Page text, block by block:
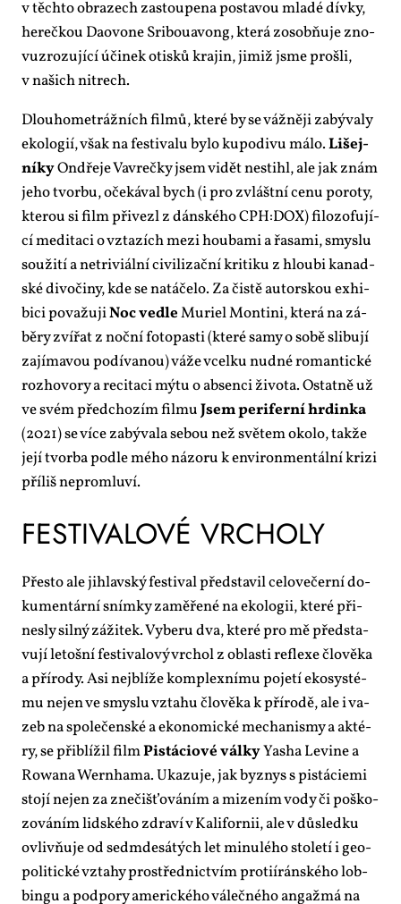
v těch­to ob­ra­zech za­stou­pe­na po­sta­vou mla­dé dív­ky,
he­reč­kou Da­o­vo­ne Sri­boua­vong, kte­rá zo­sob­ňu­je zno­
vuzro­zu­jí­cí úči­nek otis­ků kra­jin, ji­miž jsme pro­šli,
v na­šich nit­rech.
Dlou­ho­me­tráž­ních fil­mů, kte­ré by se váž­ně­ji za­bý­va­ly
eko­lo­gií, však na fes­ti­va­lu by­lo ku­po­di­vu má­lo.Li­šej­
ní­kyOn­dře­je Va­vreč­ky jsem vi­dět ne­sti­hl, ale jak znám
je­ho tvor­bu, oče­ká­val bych (i pro zvlášt­ní ce­nu po­ro­ty,
kte­rou si film při­ve­zl z dán­ské­ho CPH:DOX) fi­lo­zo­fu­jí­
cí me­di­ta­ci o vzta­zích me­zi hou­ba­mi a řa­sa­mi, smys­lu
sou­ži­tí a ne­tri­vi­ál­ní ci­vi­li­zač­ní kri­ti­ku z hlou­bi ka­nad­
ské di­vo­či­ny, kde se na­tá­če­lo. Za čis­tě au­tor­skou exhi­
bi­ci po­va­žu­jiNoc ve­d­leMu­riel Mon­ti­ni, kte­rá na zá­
bě­ry zví­řat z noč­ní fo­to­pas­ti (kte­ré sa­my o so­bě sli­bu­jí
za­jí­ma­vou po­dí­va­nou) vá­že vcel­ku nud­né ro­man­tic­ké
roz­ho­vo­ry a re­ci­ta­ci mý­tu o ab­sen­ci ži­vo­ta. Ostat­ně už
ve svém před­cho­zím fil­muJsem pe­ri­fer­ní hr­din­ka
(2021) se ví­ce za­bý­va­la se­bou než svě­tem oko­lo, tak­že
je­jí tvor­ba pod­le mé­ho ná­zo­ru k en­vi­ron­men­tál­ní kri­zi
pří­liš ne­pro­mlu­ví.
FES­TI­VA­LO­VÉ VR­CHO­LY
Přes­to ale jih­lav­ský fes­ti­val před­sta­vil ce­lo­ve­čer­ní do­
ku­men­tár­ní sním­ky za­mě­ře­né na eko­lo­gii, kte­ré při­
nes­ly sil­ný zá­ži­tek. Vy­be­ru dva, kte­ré pro mě před­sta­
vu­jí le­toš­ní fes­ti­va­lo­vý vr­chol z ob­las­ti re­flexe člo­vě­ka
a pří­ro­dy. Asi nej­blí­že kom­plex­ní­mu po­je­tí eko­sys­té­
mu nejen ve smys­lu vzta­hu člo­vě­ka k pří­ro­dě, ale i va­
zeb na spo­le­čen­ské a eko­no­mic­ké me­cha­nismy a ak­té­
ry, se při­blí­žil filmPistá­ci­o­vé vál­kyYa­sha Le­vi­ne a
Rowa­na Wer­nha­ma. Uka­zu­je, jak byz­nys s pistá­ci­e­mi
sto­jí nejen za zne­čiš­ťo­vá­ním a mi­ze­ním vo­dy či po­ško­
zo­vá­ním lid­ské­ho zdra­ví v Ka­li­for­nii, ale v dů­sled­ku
ovliv­ňu­je od se­dm­de­sá­tých let mi­nu­lé­ho sto­le­tí i ge­o­
po­li­tic­ké vzta­hy pro­střed­nic­tvím pro­tií­rán­ské­ho lob­
bin­gu a pod­po­ry ame­ric­ké­ho vá­leč­né­ho an­gaž­má na